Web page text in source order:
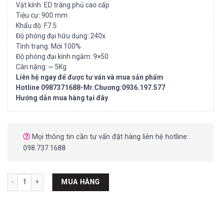
Vật kính: ED tráng phủ cao cấp
Tiệu cự: 900 mm
Khẩu độ: F7.5
Độ phóng đại hữu dụng: 240x
Tình trạng: Mới 100%
Độ phóng đại kính ngắm: 9×50
Cân nặng: ~ 5Kg
Liên hệ ngay để được tư vấn và mua sản phẩm
Hotline 0987371688-Mr.Chương:0936.197.577
Hướng dẫn mua hàng tại đây
Mọi thông tin cần tư vấn đặt hàng liên hệ hotline:
098.737.1688
Thân kính thiên văn khúc xạ cao cấp SKY WATCHER EvoStar 120ED-
MUA HÀNG